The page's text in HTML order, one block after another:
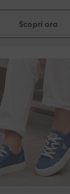
Scopri ora